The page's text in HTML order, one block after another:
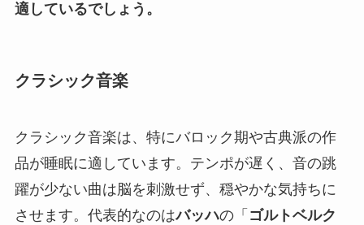
適しているでしょう。
クラシック音楽
クラシック音楽は、特にバロック期や古典派の作
品が睡眠に適しています。テンポが遅く、音の跳
躍が少ない曲は脳を刺激せず、穏やかな気持ちに
させます。代表的なのはバッハの「 ゴルトベルク